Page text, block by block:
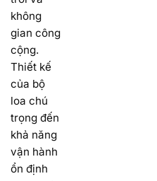
không
gian công
cộng.
Thiết kế
của bộ
loa chú
trọng đến
khả năng
vận hành
ổn định